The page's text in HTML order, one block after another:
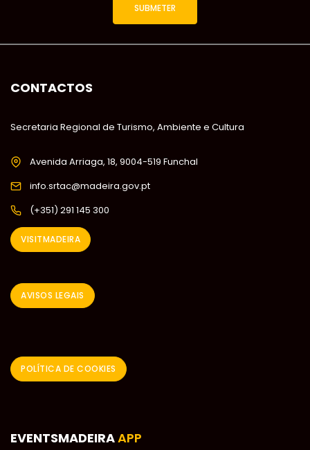
CONTACTOS
Secretaria Regional de Turismo, Ambiente e Cultura
Avenida Arriaga, 18, 9004-519 Funchal
info.srtac@madeira.gov.pt
(+351) 291 145 300
VISITMADEIRA
AVISOS LEGAIS
POLÍTICA DE COOKIES
EVENTSMADEIRAAPP